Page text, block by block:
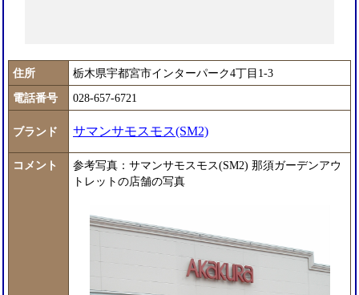
住所
栃木県宇都宮市インターパーク4丁目1-3
電話番号
028-657-6721
ブランド サマンサモスモス(SM2)
コメント
参考写真：サマンサモスモス(SM2) 那須ガーデンアウ
トレットの店舗の写真